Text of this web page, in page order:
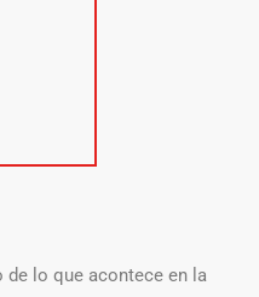
de lo que acontece en la